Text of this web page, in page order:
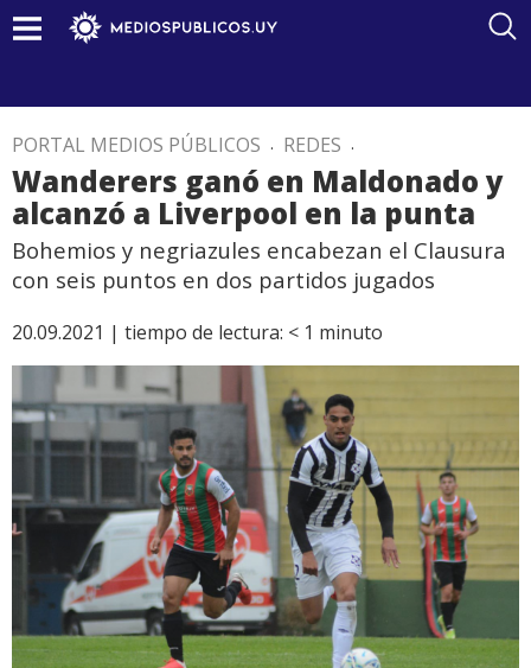
PORTAL MEDIOS PÚBLICOS . REDES .
Wanderers ganó en Maldonado y
alcanzó a Liverpool en la punta
Bohemios y negriazules encabezan el Clausura
con seis puntos en dos partidos jugados
20.09.2021 | tiempo de lectura: < 1 minuto